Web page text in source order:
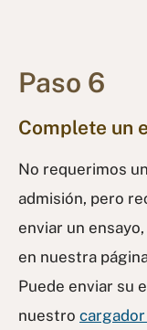
Paso 6
Complete un
No requerimos
admisión, pero
enviar un
en nuestra
Puede enviar su
nuestro